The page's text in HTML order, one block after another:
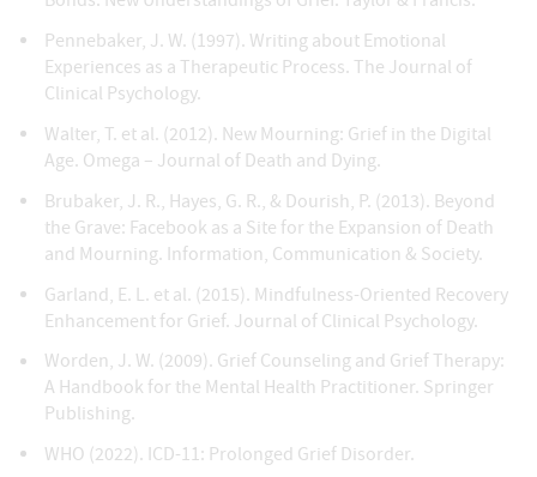
Pennebaker, J. W. (1997). Writing about Emotional
Experiences as a Therapeutic Process. The Journal of
Clinical Psychology.
Walter, T. et al. (2012). New Mourning: Grief in the Digital
Age. Omega – Journal of Death and Dying.
Brubaker, J. R., Hayes, G. R., & Dourish, P. (2013). Beyond
the Grave: Facebook as a Site for the Expansion of Death
and Mourning. Information, Communication & Society.
Garland, E. L. et al. (2015). Mindfulness-Oriented Recovery
Enhancement for Grief. Journal of Clinical Psychology.
Worden, J. W. (2009). Grief Counseling and Grief Therapy:
A Handbook for the Mental Health Practitioner. Springer
Publishing.
WHO (2022). ICD-11: Prolonged Grief Disorder.